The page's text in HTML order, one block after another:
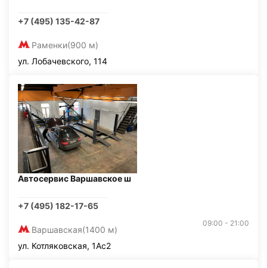
+7 (495) 135-42-87
Раменки(900 м)
ул. Лобачевского, 114
Автосервис Варшавское ш
+7 (495) 182-17-65
Варшавская(1400 м)
09:00 - 21:00
ул. Котляковская, 1Ас2